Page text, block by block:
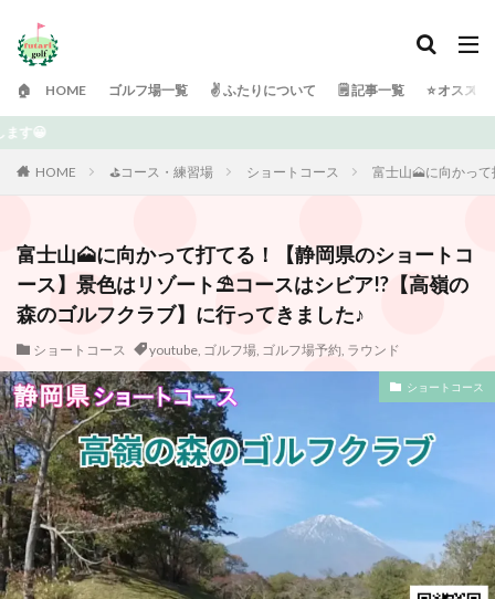
🏠 HOME ゴルフ場一覧 ✌️ ふたりについて 🗒 記事一覧 ⭐️ オスス
HOME ⛳️コース・練習場 ショートコース 富士山🗻に向かっ
富士山🗻に向かって打てる！【静岡県のショートコ
ース】景色はリゾート⛱️コースはシビア!?【高嶺の
森のゴルフクラブ】に行ってきました♪
ショートコース youtube, ゴルフ場, ゴルフ場予約, ラウンド
ショートコース